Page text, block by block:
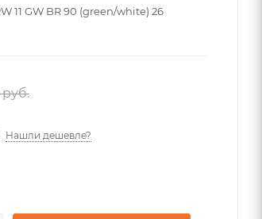
11 GW BR 90 (green/white) 26
руб.
Нашли дешевле?